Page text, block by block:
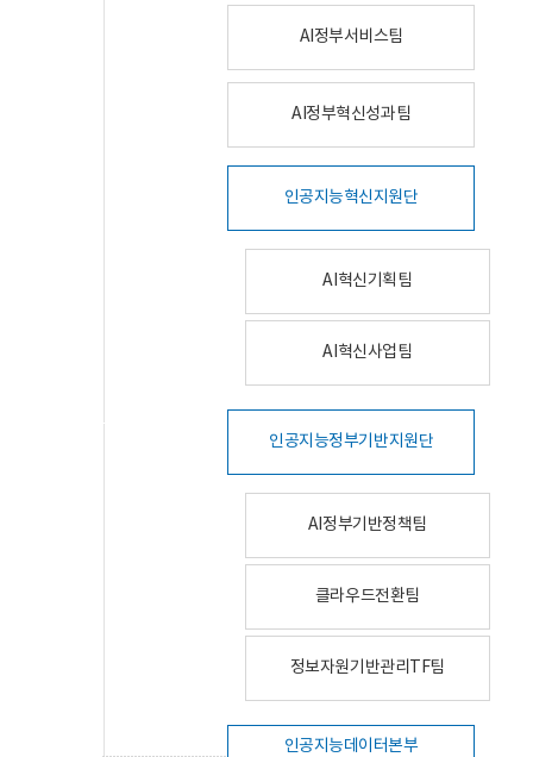
AI정부서비스팀
AI정부혁신성과팀
인공지능혁신지원단
AI혁신기획팀
AI혁신사업팀
인공지능정부기반지원단
AI정부기반정책팀
클라우드전환팀
정보자원기반관리TF팀
인공지능데이터본부